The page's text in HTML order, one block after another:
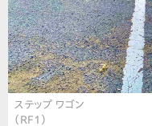
ステップ ワゴン
（RF1）